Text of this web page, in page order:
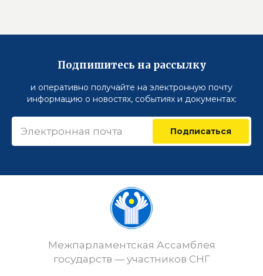
Подпишитесь на рассылку
и оперативно получайте на электронную почту
информацию о новостях, событиях и документах:
Подписаться
Межпарламентская Ассамблея
государств — участников СНГ